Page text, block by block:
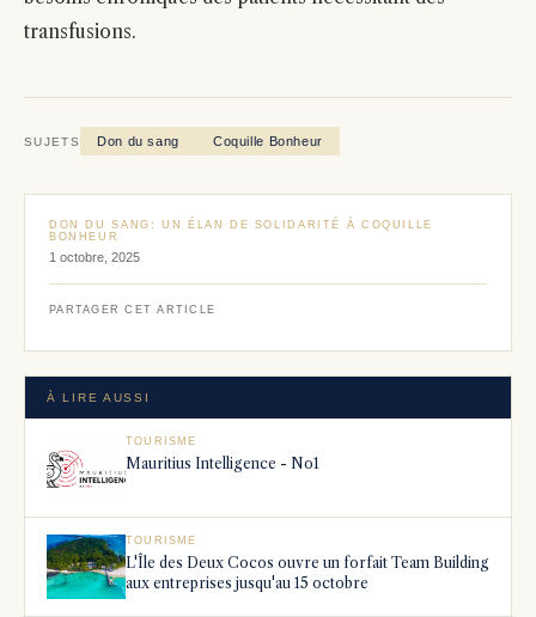
transfusions.
SUJETS Don du sang Coquille Bonheur
DON DU SANG: UN ÉLAN DE SOLIDARITÉ À COQUILLE
BONHEUR
1 octobre, 2025
PARTAGER CET ARTICLE
À LIRE AUSSI
TOURISME
Mauritius Intelligence - No1
TOURISME
L'Île des Deux Cocos ouvre un forfait Team Building
aux entreprises jusqu'au 15 octobre